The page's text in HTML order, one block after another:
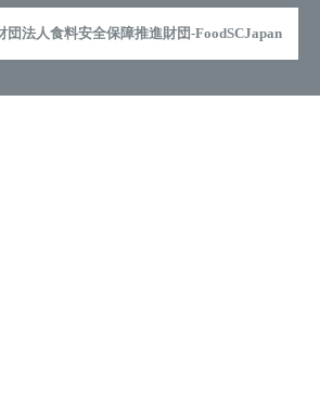
法人食料安全保障推進財団-FoodSCJapan